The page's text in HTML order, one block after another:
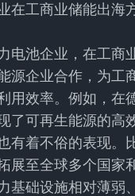
在工商业储能出海
电池企业，在工商
源企业合作，为工
用效率。例如，在
了可再生能源的高
有着不俗的表现。
展至全球多个国家
基础设施相对薄弱